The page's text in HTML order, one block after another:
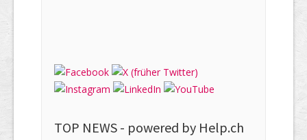
TOP NEWS - powered by Help.ch